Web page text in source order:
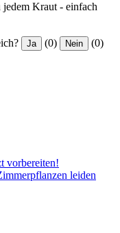
Kraut - einfach
Ja (0) Nein (0)
vorbereiten!
leiden